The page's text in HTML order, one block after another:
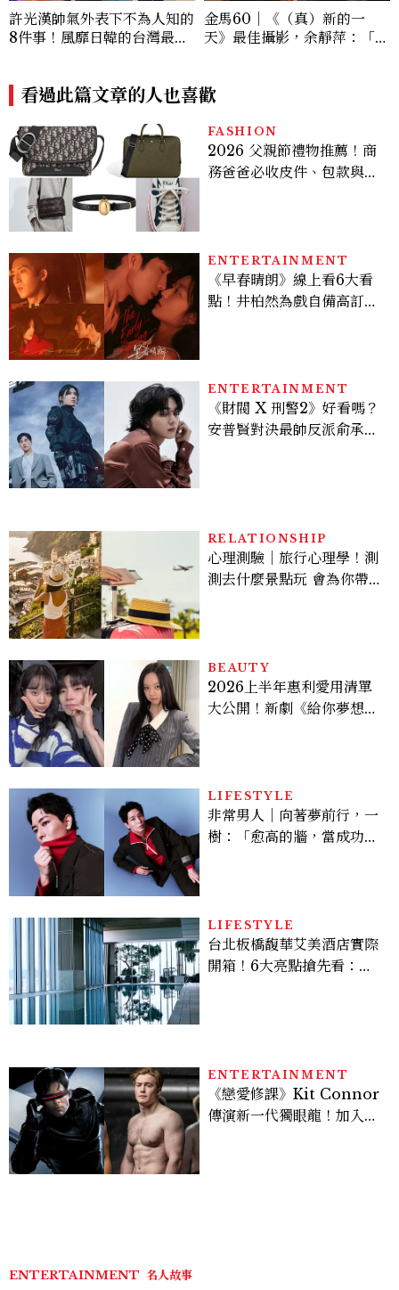
許光漢帥氣外表下不為人知的
8件事！風靡日韓的台灣最強
金馬60｜《（真）新的一
天》最佳攝影，余靜萍：「每
看過此篇文章的人也喜歡
FASHION
2026 父親節禮物推薦！商
務爸爸必收皮件、包款與鞋
ENTERTAINMENT
《早春晴朗》線上看6大看
點！井柏然為戲自備高訂，
ENTERTAINMENT
《財閥 X 刑警2》好看嗎？
安普賢對決最帥反派俞承
RELATIONSHIP
心理測驗｜旅行心理學！測
測去什麼景點玩 會為你帶來
BEAUTY
2026上半年惠利愛用清單
大公開！新劇《給你夢想》
LIFESTYLE
非常男人｜向著夢前行，一
樹：「愈高的牆，當成功爬
LIFESTYLE
台北板橋馥華艾美酒店實際
開箱！6大亮點搶先看：新
ENTERTAINMENT
《戀愛修課》Kit Connor
傳演新一代獨眼龍！加入新
ENTERTAINMENT 名人故事